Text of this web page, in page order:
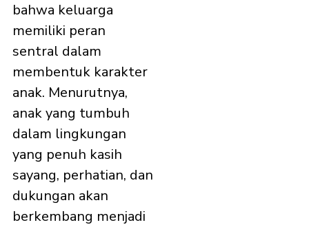
bahwa keluarga
memiliki peran
sentral dalam
membentuk karakter
anak. Menurutnya,
anak yang tumbuh
dalam lingkungan
yang penuh kasih
sayang, perhatian, dan
dukungan akan
berkembang menjadi